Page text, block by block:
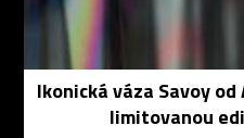
Ikonická váza Savoy
limitovanou